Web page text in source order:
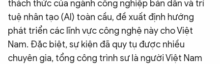
Infographic
Chuyên trang An ninh thế giới
Văn nghệ Công an
Chuyên đề
thách thức của ngành công nghiệp bán dẫn và trí
tuệ nhân tạo (AI) toàn cầu, đề xuất định hướng
phát triển các lĩnh vực công nghệ này cho Việt
Nam. Đặc biệt, sự kiện đã quy tụ được nhiều
chuyên gia, tổng công trình sư là người Việt Nam